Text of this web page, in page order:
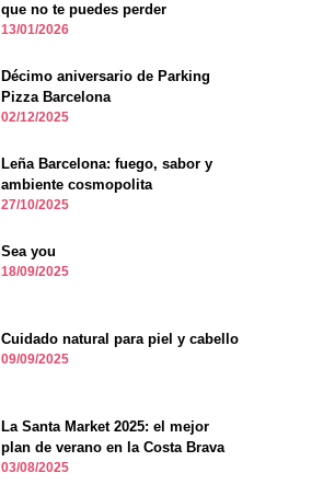
que no te puedes perder
13/01/2026
Décimo aniversario de Parking
Pizza Barcelona
02/12/2025
Leña Barcelona: fuego, sabor y
ambiente cosmopolita
27/10/2025
Sea you
18/09/2025
Cuidado natural para piel y cabello
09/09/2025
La Santa Market 2025: el mejor
plan de verano en la Costa Brava
03/08/2025